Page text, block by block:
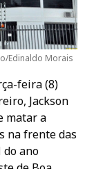
Edinaldo Morais
feira (8)
Jackson
matar a
na frente das
ano